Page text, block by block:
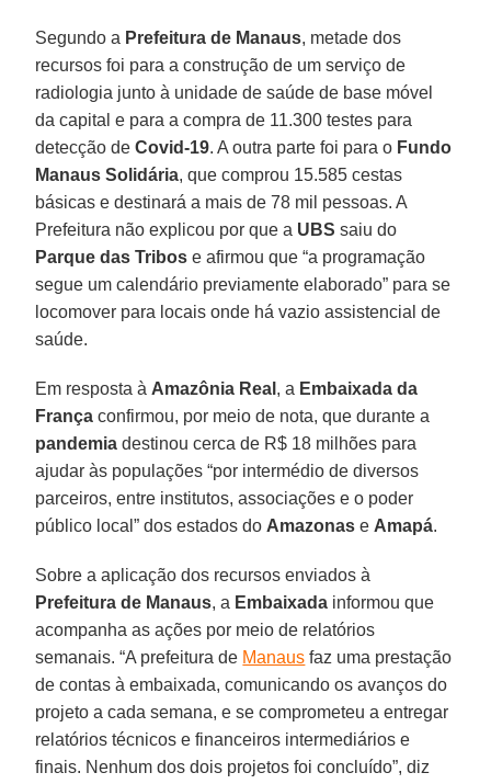
Segundo a Prefeitura de Manaus, metade dos
recursos foi para a construção de um serviço de
radiologia junto à unidade de saúde de base móvel
da capital e para a compra de 11.300 testes para
detecção deCovid-19. A outra parte foi para o Fundo
Manaus Solidária, que comprou 15.585 cestas
básicas e destinará a mais de 78 mil pessoas. A
Prefeitura não explicou por que a UBS saiu do
Parque das Tribos e afirmou que “a programação
segue um calendário previamente elaborado” para se
locomover para locais onde há vazio assistencial de
saúde.
Em resposta à Amazônia Real , a Embaixada da
França confirmou, por meio de nota, que durante a
pandemia destinou cerca de R$ 18 milhões para
ajudar às populações “por intermédio de diversos
parceiros, entre institutos, associações e o poder
público local” dos estados do Amazonas e Amapá.
Sobre a aplicação dos recursos enviados à
Prefeitura de Manaus, a Embaixada informou que
acompanha as ações por meio de relatórios
semanais. “A prefeitura de Manaus faz uma prestação
de contas à embaixada, comunicando os avanços do
projeto a cada semana, e se comprometeu a entregar
relatórios técnicos e financeiros intermediários e
finais. Nenhum dos dois projetos foi concluído”, diz